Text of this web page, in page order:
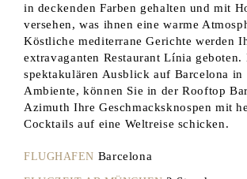
in deckenden Farben gehalten und mit
versehen, was ihnen eine warme
Köstliche mediterrane Gerichte werden
extravaganten Restaurant Línia geboten.
spektakulären Ausblick auf Barcelona in
Ambiente, können Sie in der Rooftop
Azimuth Ihre Geschmacksknospen mit
Cocktails auf eine Weltreise schicken.
FLUGHAFEN Barcelona